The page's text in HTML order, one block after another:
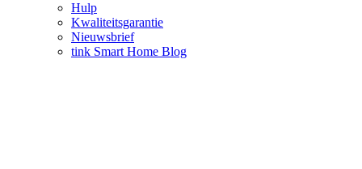
Hulp
Kwaliteitsgarantie
Nieuwsbrief
tink Smart Home Blog